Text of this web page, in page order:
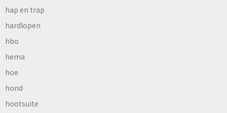
hap en trap
hardlopen
hbo
hema
hoe
hond
hootsuite